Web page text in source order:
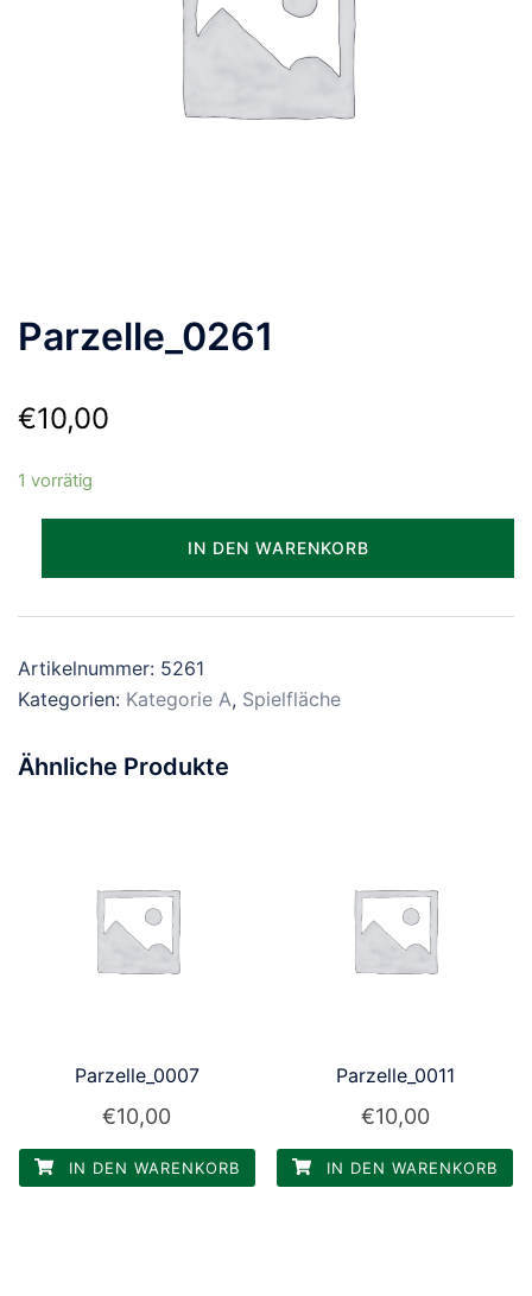
Parzelle_0261
€10,00
1 vorrätig
IN DEN WARENKORB
Artikelnummer: 5261
Kategorien: Kategorie A, Spielfläche
Ähnliche Produkte
Parzelle_0007
€10,00
IN DEN WARENKORB
Parzelle_0011
€10,00
IN DEN WARENKORB